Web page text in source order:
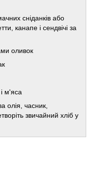
сніданків або
канапе і сендвічі за
оливок
м'яса
олія, часник,
звичайний хліб у